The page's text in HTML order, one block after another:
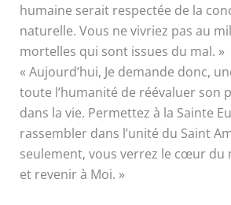
humaine serait respectée de la
naturelle. Vous ne vivriez pas au
mortelles qui sont issues du mal. »
« Aujourd’hui, Je demande donc,
toute l’humanité de réévaluer son
dans la vie. Permettez à la Sainte
rassembler dans l’unité du Saint
seulement, vous verrez le cœur du
et revenir à Moi. »